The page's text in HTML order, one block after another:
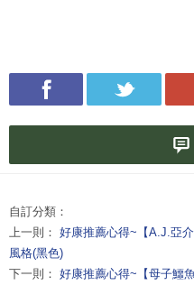
自訂分類：
上一則： 好康推薦心得~【A.J.亞
風格(黑色)
下一則： 好康推薦心得~【母子鱷